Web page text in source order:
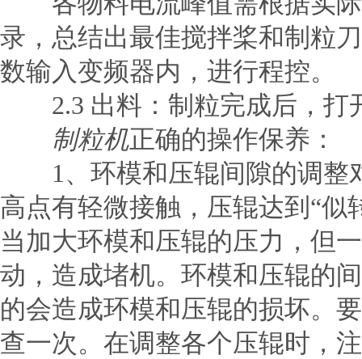
录，总结出最佳搅拌桨和制粒
数输入变频器内，进行程控。
2.3 出料：制粒完成后，打
制粒机正确的操作保养：
1、环模和压辊间隙的调整
高点有轻微接触，压辊达到“
当加大环模和压辊的压力，但
动，造成堵机。环模和压辊的
的会造成环模和压辊的损坏。
查一次。在调整各个压辊时，